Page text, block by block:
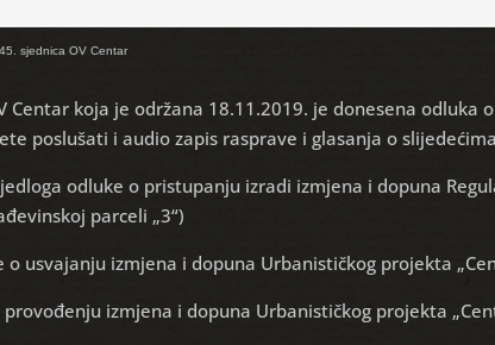
45. sjednica OV Centar
Centar koja je održana 18.11.2019. je donesena odluka
poslušati i audio zapis rasprave i glasanja o
odluke o pristupanju izradi izmjena i dopuna
parceli „3“)
o usvajanju izmjena i dopuna Urbanističkog projekta
izmjena i dopuna Urbanističkog projekta